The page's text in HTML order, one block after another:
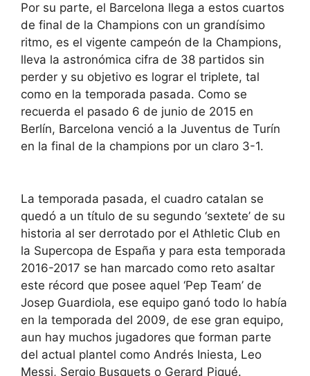
Por su parte, el Barcelona llega a estos cuartos
de final de la Champions con un grandísimo
ritmo, es el vigente campeón de la Champions,
lleva la astronómica cifra de 38 partidos sin
perder y su objetivo es lograr el triplete, tal
como en la temporada pasada. Como se
recuerda el pasado 6 de junio de 2015 en
Berlín, Barcelona venció a la Juventus de Turín
en la final de la champions por un claro 3-1.
La temporada pasada, el cuadro catalan se
quedó a un título de su segundo ‘sextete’ de su
historia al ser derrotado por el Athletic Club en
la Supercopa de España y para esta temporada
2016-2017 se han marcado como reto asaltar
este récord que posee aquel ‘Pep Team’ de
Josep Guardiola, ese equipo ganó todo lo había
en la temporada del 2009, de ese gran equipo,
aun hay muchos jugadores que forman parte
del actual plantel como Andrés Iniesta, Leo
Messi, Sergio Busquets o Gerard Piqué.